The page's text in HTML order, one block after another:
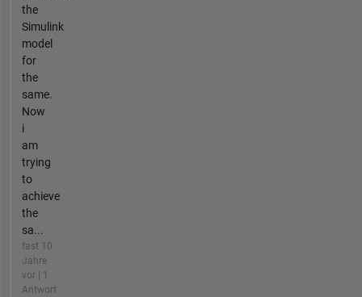
the
Simulink
model
for
the
same.
Now
i
am
trying
to
achieve
the
sa...
fast 10
Jahre
vor | 1
Antwort